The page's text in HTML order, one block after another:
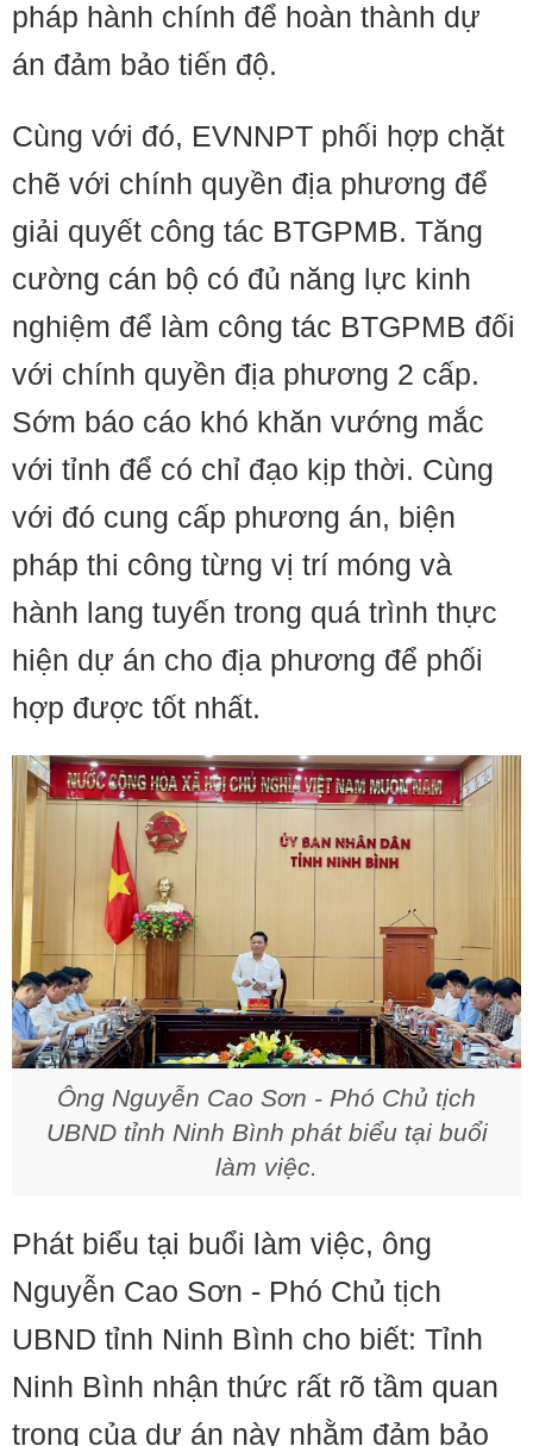
pháp hành chính để hoàn thành dự
án đảm bảo tiến độ.
Cùng với đó, EVNNPT phối hợp chặt
chẽ với chính quyền địa phương để
giải quyết công tác BTGPMB. Tăng
cường cán bộ có đủ năng lực kinh
nghiệm để làm công tác BTGPMB đối
với chính quyền địa phương 2 cấp.
Sớm báo cáo khó khăn vướng mắc
với tỉnh để có chỉ đạo kịp thời. Cùng
với đó cung cấp phương án, biện
pháp thi công từng vị trí móng và
hành lang tuyến trong quá trình thực
hiện dự án cho địa phương để phối
hợp được tốt nhất.
Ông Nguyễn Cao Sơn - Phó Chủ tịch
UBND tỉnh Ninh Bình phát biểu tại buổi
làm việc.
Phát biểu tại buổi làm việc, ông
Nguyễn Cao Sơn - Phó Chủ tịch
UBND tỉnh Ninh Bình cho biết: Tỉnh
Ninh Bình nhận thức rất rõ tầm quan
trọng của dự án này nhằm đảm bảo